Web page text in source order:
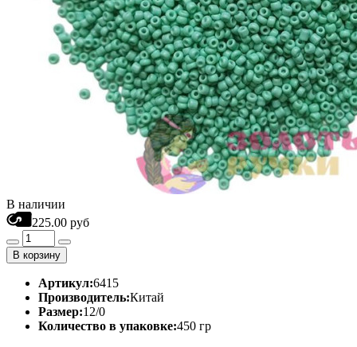
В наличии
225.00 руб
В корзину
Артикул:6415
Производитель:Китай
Размер:12/0
Количество в упаковке:450 гр